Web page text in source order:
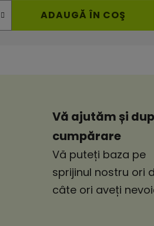
ADAUGĂ ÎN COŞ
Vă ajutăm și
cumpărare
Vă puteți baza pe
sprijinul nostru ori
câte ori aveți